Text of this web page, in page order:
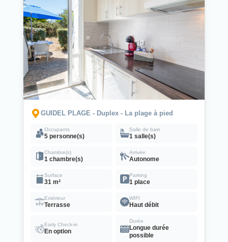
GUIDEL PLAGE - Duplex - La plage à pied
Occupants
5 personne(s)
Salle de bain
1 salle(s)
Chambre(s)
1 chambre(s)
Arrivée
Autonome
Surface
31 m²
Parking
1 place
Extérieur
Terrasse
WIFI
Haut débit
Early Check-in
En option
Durée
Longue durée
possible